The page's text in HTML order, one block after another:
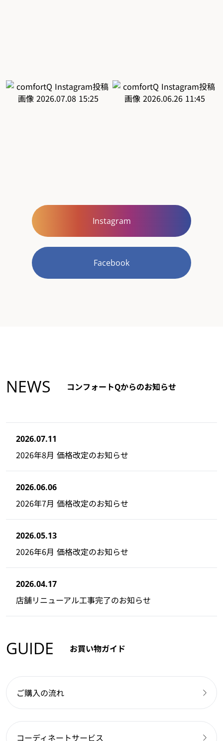
Instagram
Facebook
NEWS コンフォートQからのお知らせ
2026.07.11
2026年8月 価格改定のお知らせ
2026.06.06
2026年7月 価格改定のお知らせ
2026.05.13
2026年6月 価格改定のお知らせ
2026.04.17
店舗リニューアル工事完了のお知らせ
GUIDE お買い物ガイド
ご購入の流れ
コーディネートサービス